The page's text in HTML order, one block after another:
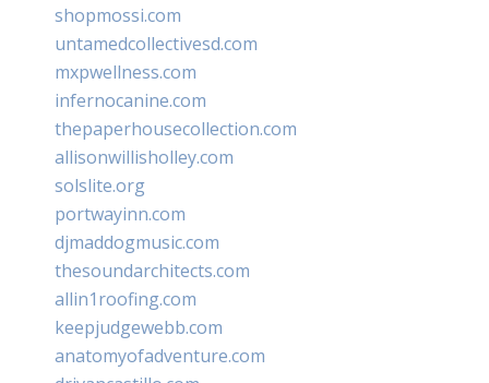
shopmossi.com
untamedcollectivesd.com
mxpwellness.com
infernocanine.com
thepaperhousecollection.com
allisonwillisholley.com
solslite.org
portwayinn.com
djmaddogmusic.com
thesoundarchitects.com
allin1roofing.com
keepjudgewebb.com
anatomyofadventure.com